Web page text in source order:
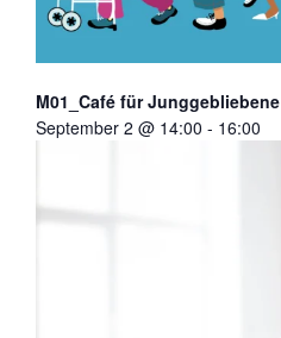
M01_Café für Junggebliebene
September 2 @ 14:00 - 16:00